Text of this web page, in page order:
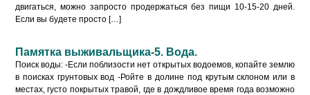
двигаться, можно запросто продержаться без пищи 10-15-20 дней.
Если вы будете просто […]
Памятка выживальщика-5. Вода.
Поиск воды: -Если поблизости нет открытых водоемов, копайте землю
в поисках грунтовых вод -Ройте в долине под крутым склоном или в
местах, густо покрытых травой, где в дождливое время года возможно